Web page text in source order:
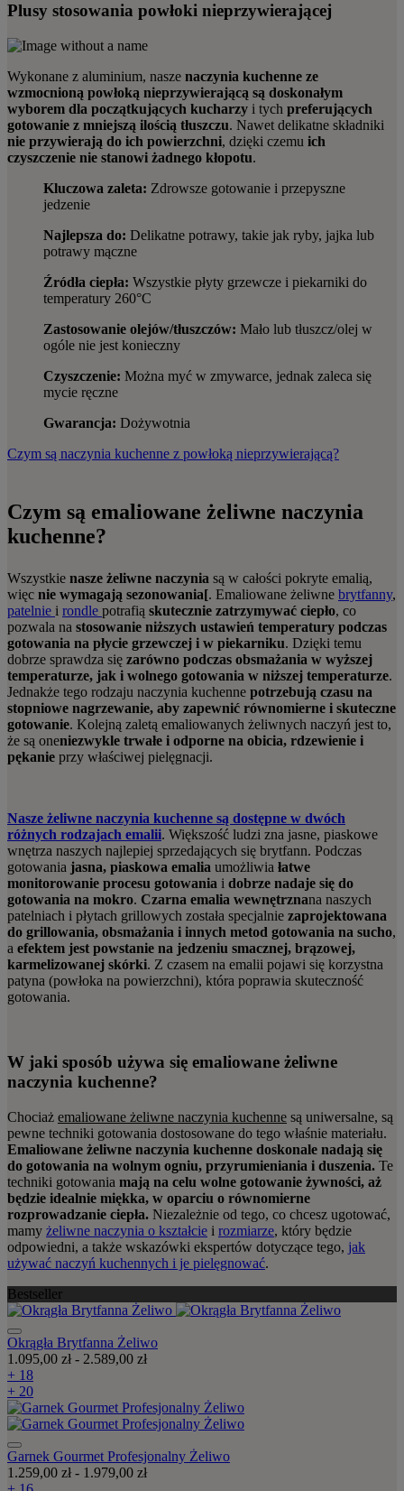
Plusy stosowania powłoki nieprzywierającej
Wykonane z aluminium, nasze naczynia kuchenne ze
wzmocnioną powłoką nieprzywierającą są doskonałym
wyborem dla początkujących kucharzy i tych preferujących
gotowanie z mniejszą ilością tłuszczu. Nawet delikatne składniki
nie przywierają do ich powierzchni, dzięki czemu ich
czyszczenie nie stanowi żadnego kłopotu.
Kluczowa zaleta: Zdrowsze gotowanie i przepyszne
jedzenie
Najlepsza do: Delikatne potrawy, takie jak ryby, jajka lub
potrawy mączne
Źródła ciepła: Wszystkie płyty grzewcze i piekarniki do
temperatury 260°C
Zastosowanie olejów/tłuszczów: Mało lub tłuszcz/olej w
ogóle nie jest konieczny
Czyszczenie: Można myć w zmywarce, jednak zaleca się
mycie ręczne
Gwarancja: Dożywotnia
Czym są naczynia kuchenne z powłoką nieprzywierającą?
Czym są emaliowane żeliwne naczynia
kuchenne?
Wszystkie nasze żeliwne naczynia są w całości pokryte emalią,
więc nie wymagają sezonowania[. Emaliowane żeliwne brytfanny,
patelnie i rondle potrafią skutecznie zatrzymywać ciepło, co
pozwala na stosowanie niższych ustawień temperatury podczas
gotowania na płycie grzewczej i w piekarniku. Dzięki temu
dobrze sprawdza się zarówno podczas obsmażania w wyższej
temperaturze, jak i wolnego gotowania w niższej temperaturze.
Jednakże tego rodzaju naczynia kuchenne potrzebują czasu na
stopniowe nagrzewanie, aby zapewnić równomierne i skuteczne
gotowanie. Kolejną zaletą emaliowanych żeliwnych naczyń jest to,
że są oneniezwykle trwałe i odporne na obicia, rdzewienie i
pękanie przy właściwej pielęgnacji.
Nasze żeliwne naczynia kuchenne są dostępne w dwóch
różnych rodzajach emalii. Większość ludzi zna jasne, piaskowe
wnętrza naszych najlepiej sprzedających się brytfann. Podczas
gotowania jasna, piaskowa emalia umożliwia łatwe
monitorowanie procesu gotowania i dobrze nadaje się do
gotowania na mokro. Czarna emalia wewnętrznana naszych
patelniach i płytach grillowych została specjalnie zaprojektowana
do grillowania, obsmażania i innych metod gotowania na sucho,
a efektem jest powstanie na jedzeniu smacznej, brązowej,
karmelizowanej skórki. Z czasem na emalii pojawi się korzystna
patyna (powłoka na powierzchni), która poprawia skuteczność
gotowania.
W jaki sposób używa się emaliowane żeliwne
naczynia kuchenne?
Chociaż emaliowane żeliwne naczynia kuchenne są uniwersalne, są
pewne techniki gotowania dostosowane do tego właśnie materiału.
Emaliowane żeliwne naczynia kuchenne doskonale nadają się
do gotowania na wolnym ogniu, przyrumieniania i duszenia. Te
techniki gotowania mają na celu wolne gotowanie żywności, aż
będzie idealnie miękka, w oparciu o równomierne
rozprowadzanie ciepła. Niezależnie od tego, co chcesz ugotować,
mamy żeliwne naczynia o kształcie i rozmiarze, który będzie
odpowiedni, a także wskazówki ekspertów dotyczące tego, jak
używać naczyń kuchennych i je pielęgnować.
Bestseller
Okrągła Brytfanna Żeliwo
1.095,00 zł- 2.589,00 zł
+ 18
+ 20
Garnek Gourmet Profesjonalny Żeliwo
1.259,00 zł- 1.979,00 zł